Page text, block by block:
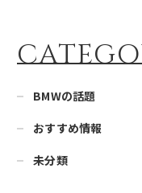
BMWの話題
おすすめ情報
未分類